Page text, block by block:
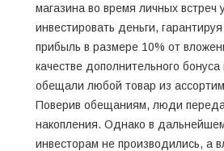
магазина во время личных встреч
инвестировать деньги,
прибыль в размере 10% от
качестве дополнительного
обещали любой товар из
Поверив обещаниям, люди
накопления. Однако в
инвесторам не производились, а